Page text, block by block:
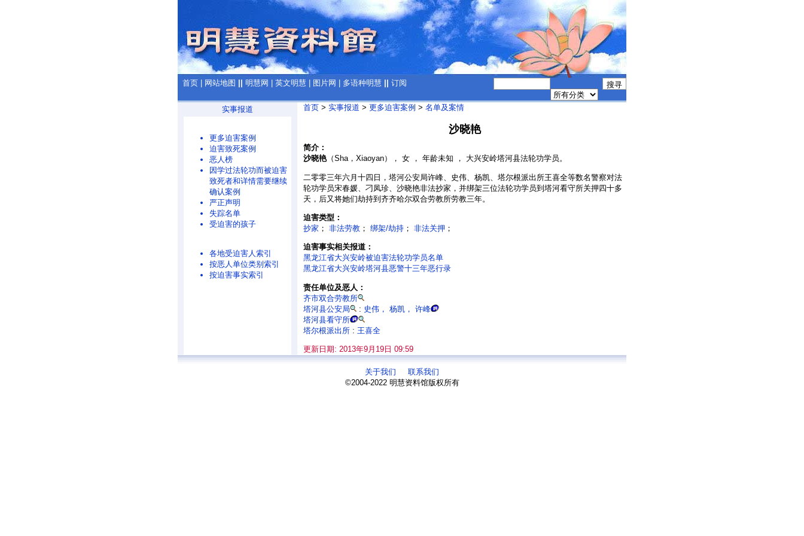
首页 网站地图 明慧网 英文明慧 图片网 多语种明慧 订阅
实事报道
更多迫害案例
迫害致死案例
恶人榜
因学过法轮功而被迫害
致死者和详情需要继续
确认案例
严正声明
失踪名单
受迫害的孩子
各地受迫害人索引
按恶人单位类别索引
按迫害事实索引
首页 > 实事报道 > 更多迫害案例 > 名单及案情
沙晓艳
简介：
沙晓艳（Sha，Xiaoyan）， 女 ， 年龄未知 ， 大兴安岭塔河县法轮功学员。
二零零三年六月十四日，塔河公安局许峰、史伟、杨凯、塔尔根派出所王喜全等数名警察对法
轮功学员宋春媛、刁凤珍、沙晓艳非法抄家，并绑架三位法轮功学员到塔河看守所关押四十多
天，后又将她们劫持到齐齐哈尔双合劳教所劳教三年。
迫害类型：
抄家 ； 非法劳教 ； 绑架/劫持 ； 非法关押 ；
迫害事实相关报道：
黑龙江省大兴安岭被迫害法轮功学员名单
黑龙江省大兴安岭塔河县恶警十三年恶行录
责任单位及恶人：
齐市双合劳教所
塔河县公安局
: 史伟 ， 杨凯 ， 许峰
塔河县看守所
塔尔根派出所 : 王喜全
更新日期: 2013年9月19日 09:59
关于我们
联系我们
©2004-2022 明慧资料馆版权所有